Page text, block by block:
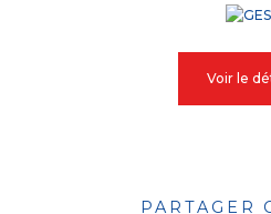
Voir le
PARTAGER